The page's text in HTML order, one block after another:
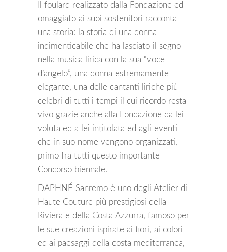
Il foulard realizzato dalla Fondazione ed
omaggiato ai suoi sostenitori racconta
una storia: la storia di una donna
indimenticabile che ha lasciato il segno
nella musica lirica con la sua “voce
d’angelo”, una donna estremamente
elegante, una delle cantanti liriche più
celebri di tutti i tempi il cui ricordo resta
vivo grazie anche alla Fondazione da lei
voluta ed a lei intitolata ed agli eventi
che in suo nome vengono organizzati,
primo fra tutti questo importante
Concorso biennale.
DAPHNÉ Sanremo è uno degli Atelier di
Haute Couture più prestigiosi della
Riviera e della Costa Azzurra, famoso per
le sue creazioni ispirate ai fiori, ai colori
ed ai paesaggi della costa mediterranea,